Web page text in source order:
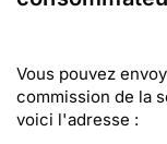
Vous pouvez
commission de la
voici l'adresse :